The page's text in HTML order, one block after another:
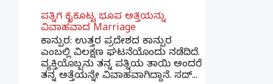
ಪತ್ನಿಗೆ ಕೈಕೊಟ್ಟ ಭೂಪ ಅತ್ತೆಯನ್ನು
ವಿವಾಹವಾದ Marriage
ಕಾನ್ಪುರ: ಉತ್ತರ ಪ್ರದೇಶದ ಕಾನ್ಪುರ
ಎಂಬಲ್ಲಿ ವಿಲಕ್ಷಣ ಘಟನೆಯೊಂದು ನಡೆದಿದೆ.
ವ್ಯಕ್ತಿಯೊಬ್ಬನು ತನ್ನ ಪತ್ನಿಯ ತಾಯಿ ಅಂದರೆ
ತನ್ನ ಅತ್ತೆಯನ್ನೇ ವಿವಾಹವಾಗಿದ್ದಾನೆ. ಸದ್...